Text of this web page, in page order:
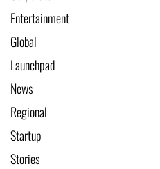
Entertainment
Global
Launchpad
News
Regional
Startup
Stories